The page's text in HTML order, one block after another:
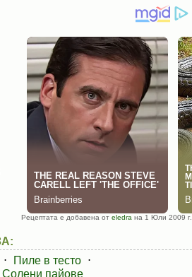
Рецептата е добавена от eledra на 1 Юли 2009 г.
⋅ Пиле в тесто ⋅
Солени пайове